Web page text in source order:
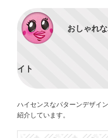
おしゃれ
イト
ハイセンスなパターンデザイ
紹介しています。